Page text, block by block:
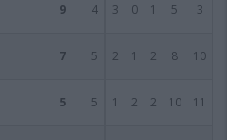
9 4 3 0 1 5 3
7 5 2 1 2 8 10
5 5 1 2 2 10 11